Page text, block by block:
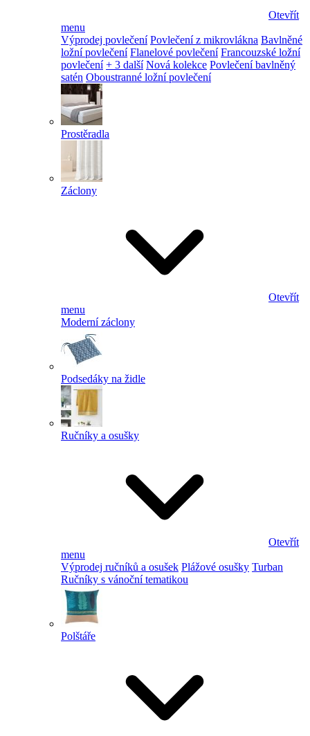
Otevřít
menu
Výprodej povlečení Povlečení z mikrovlákna Bavlněné
ložní povlečení Flanelové povlečení Francouzské ložní
povlečení + 3 další Nová kolekce Povlečení bavlněný
satén Oboustranné ložní povlečení
Prostěradla
Záclony
Otevřít
menu
Moderní záclony
Podsedáky na židle
Ručníky a osušky
Otevřít
menu
Výprodej ručníků a osušek Plážové osušky Turban
Ručníky s vánoční tematikou
Polštáře